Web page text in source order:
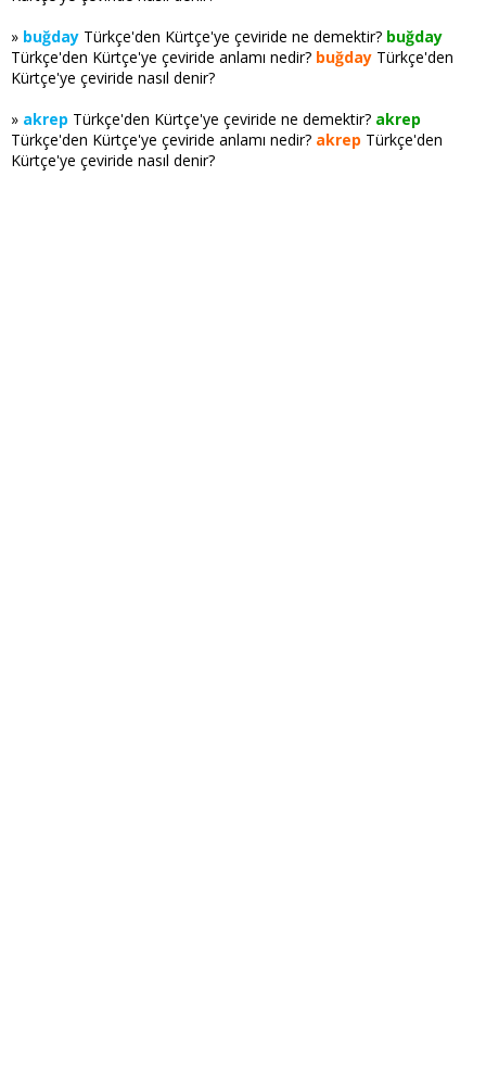
» buğday Türkçe'den Kürtçe'ye çeviride ne demektir? buğday
Türkçe'den Kürtçe'ye çeviride anlamı nedir? buğday Türkçe'den
Kürtçe'ye çeviride nasıl denir?
» akrep Türkçe'den Kürtçe'ye çeviride ne demektir? akrep
Türkçe'den Kürtçe'ye çeviride anlamı nedir? akrep Türkçe'den
Kürtçe'ye çeviride nasıl denir?